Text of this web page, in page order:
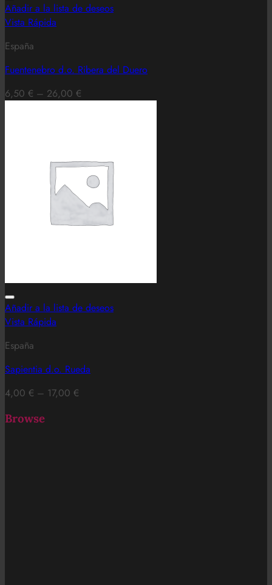
Añadir a la lista de deseos
Vista Rápida
España
Fuentenebro d.o. Ribera del Duero
6,50 € – 26,00 €
Añadir a la lista de deseos
Vista Rápida
España
Sapientia d.o. Rueda
4,00 € – 17,00 €
Browse